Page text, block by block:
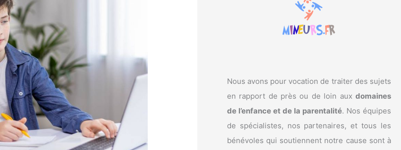
Nous avons pour vocation de traiter des sujets
en rapport de près ou de loin aux domaines
de l’enfance et de la parentalité. Nos équipes
de spécialistes, nos partenaires, et tous les
bénévoles qui soutiennent notre cause sont à